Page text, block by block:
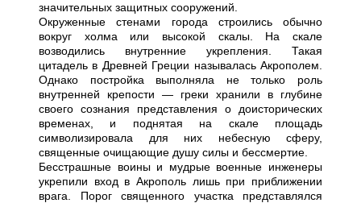
значительных защитных сооружений.
Окруженные стенами города строились обычно
вокруг холма или высокой скалы. На скале
возводились внутренние укрепления. Такая
цитадель в Древней Греции называлась Акрополем.
Однако постройка выполняла не только роль
внутренней крепости — греки хранили в глубине
своего сознания представления о доисторических
временах, и поднятая на скале площадь
символизировала для них небесную сферу,
священные очищающие душу силы и бессмертие.
Бесстрашные воины и мудрые военные инженеры
укрепили вход в Акрополь лишь при приближении
врага. Порог священного участка представлялся